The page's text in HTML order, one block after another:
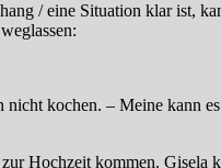
/ eine Situation klar ist,
nicht kochen. – Meine kann
Hochzeit kommen. Gisela